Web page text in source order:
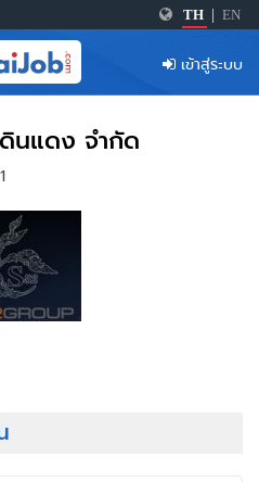
TH EN
เข้าสู่ระบบ
แดง จำกัด